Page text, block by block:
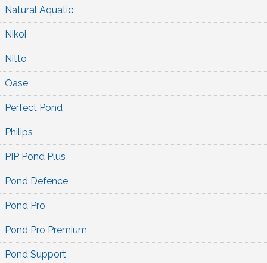
Natural Aquatic
Nikoi
Nitto
Oase
Perfect Pond
Philips
PIP Pond Plus
Pond Defence
Pond Pro
Pond Pro Premium
Pond Support